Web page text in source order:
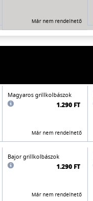
Már nem rendelhető
Magyaros grillkolbászok
1.290 FT
Már nem rendelhető
Bajor grillkolbászok
1.290 FT
Már nem rendelhető